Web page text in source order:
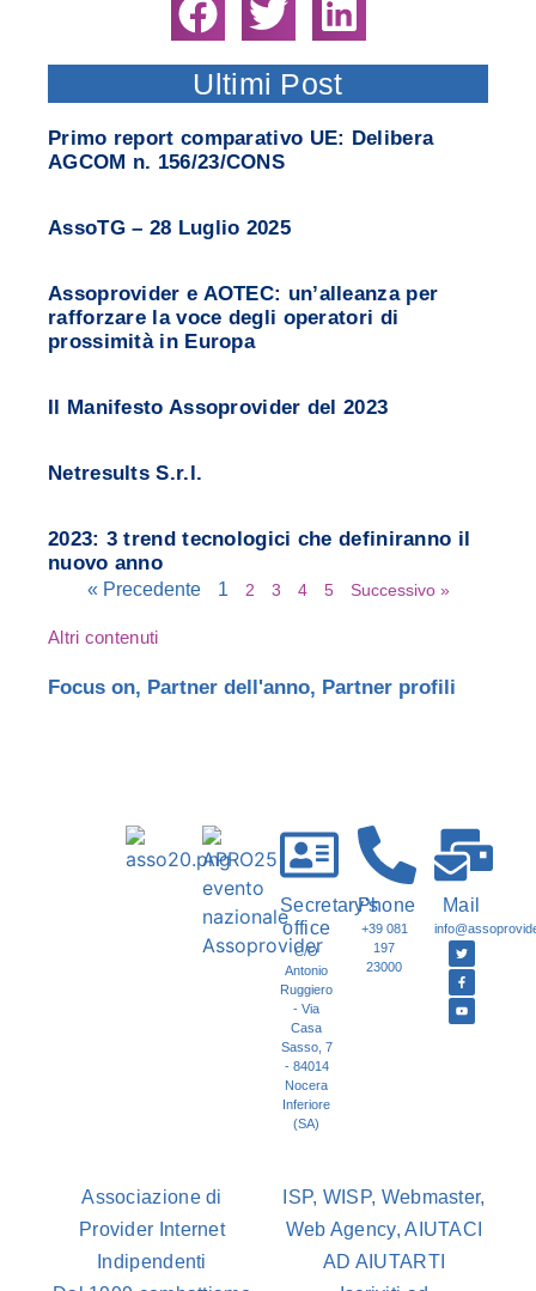
Ultimi Post
Primo report comparativo UE: Delibera
AGCOM n. 156/23/CONS
AssoTG – 28 Luglio 2025
Assoprovider e AOTEC: un’alleanza per
rafforzare la voce degli operatori di
prossimità in Europa
Il Manifesto Assoprovider del 2023
Netresults S.r.l.
2023: 3 trend tecnologici che definiranno il
nuovo anno
« Precedente 1 2 3 4 5 Successivo »
Altri contenuti
Focus on, Partner dell'anno, Partner profili
Secretary's
office
C/O
Antonio
Ruggiero
- Via
Casa
Sasso, 7
- 84014
Nocera
Inferiore
(SA)
Phone
+39 081
197
23000
Mail
Associazione di
Provider Internet
Indipendenti
ISP, WISP, Webmaster,
Web Agency, AIUTACI
AD AIUTARTI